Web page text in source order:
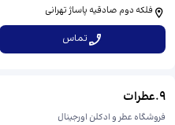
فلکه دوم صادقیه پاساژ تهرانی
تماس
9
.عطرات
فروشگاه عطر و ادکلن اورجینال